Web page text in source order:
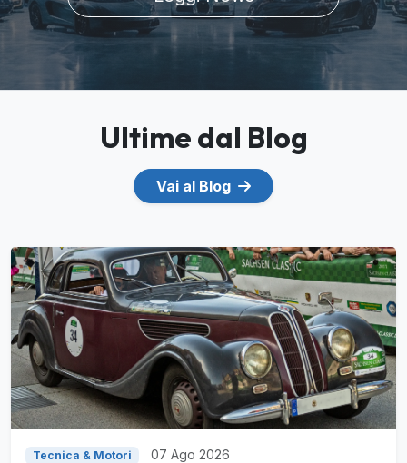
Ultime dal Blog
Vai al Blog
Tecnica & Motori 07 Ago 2026